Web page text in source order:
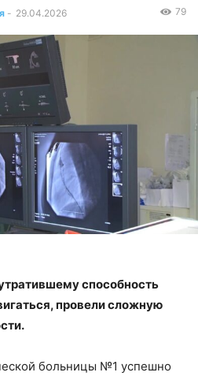
- 29.04.2026 79
способность
провели сложную
больницы №1 успешно